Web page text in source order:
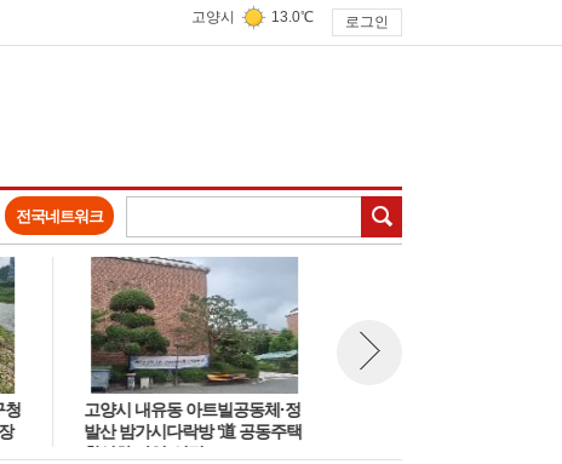
고양시 13.0℃ 로그인
전국네트워크
고양시 내유동 아트빌공동체·정
발산 밤가시다락방 '道 공동주택
활성화 사업' 선정